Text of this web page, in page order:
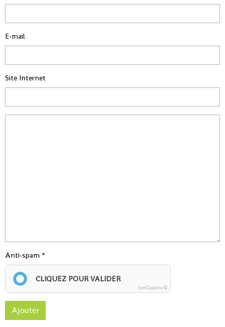
E-mail
Site Internet
Anti-spam
CLIQUEZ POUR VALIDER
IconCaptcha ©
Ajouter